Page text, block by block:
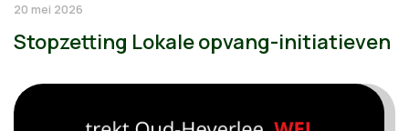
20 mei 2026
Stopzetting Lokale opvang-initiatieven